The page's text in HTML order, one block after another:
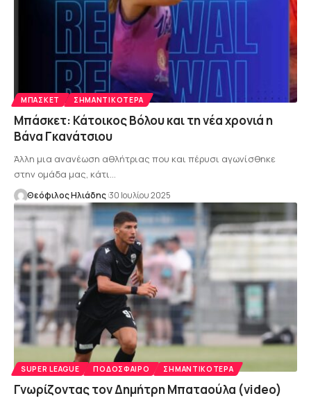
ΜΠΆΣΚΕΤ ΣΗΜΑΝΤΙΚΌΤΕΡΑ
Μπάσκετ: Κάτοικος Βόλου και τη νέα χρονιά η
Βάνα Γκανάτσιου
Άλλη μια ανανέωση αθλήτριας που και πέρυσι αγωνίσθηκε
στην ομάδα μας, κάτι…
Θεόφιλος Ηλιάδης 30 Ιουλίου 2025
SUPER LEAGUE ΠΟΔΌΣΦΑΙΡΟ ΣΗΜΑΝΤΙΚΌΤΕΡΑ
Γνωρίζοντας τον Δημήτρη Μπαταούλα (video)